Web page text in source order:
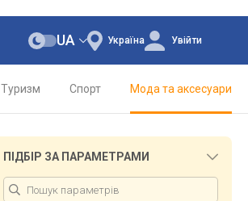
Україна
UA Увійти
Туризм Спорт Мода та аксесуари
ПІДБІР ЗА ПАРАМЕТРАМИ